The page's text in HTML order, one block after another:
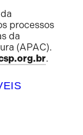
processos
da
(APAC).
.